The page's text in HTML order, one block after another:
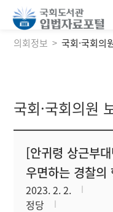
의회정보 국회·국회의
국회·국회의원
[안귀령 상근부
우면하는 경찰의
2023. 2. 2.
정당